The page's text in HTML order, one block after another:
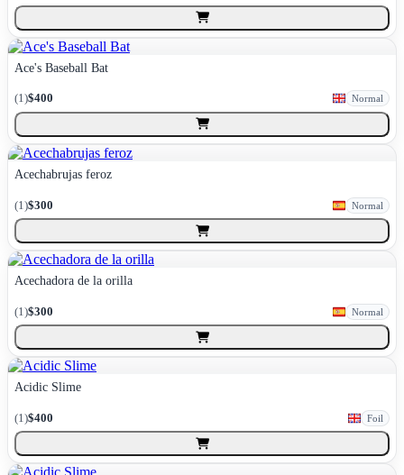
Ace's Baseball Bat
(1)$400 Normal
Acechabrujas feroz
(1)$300 Normal
Acechadora de la orilla
(1)$300 Normal
Acidic Slime
(1)$400 Foil